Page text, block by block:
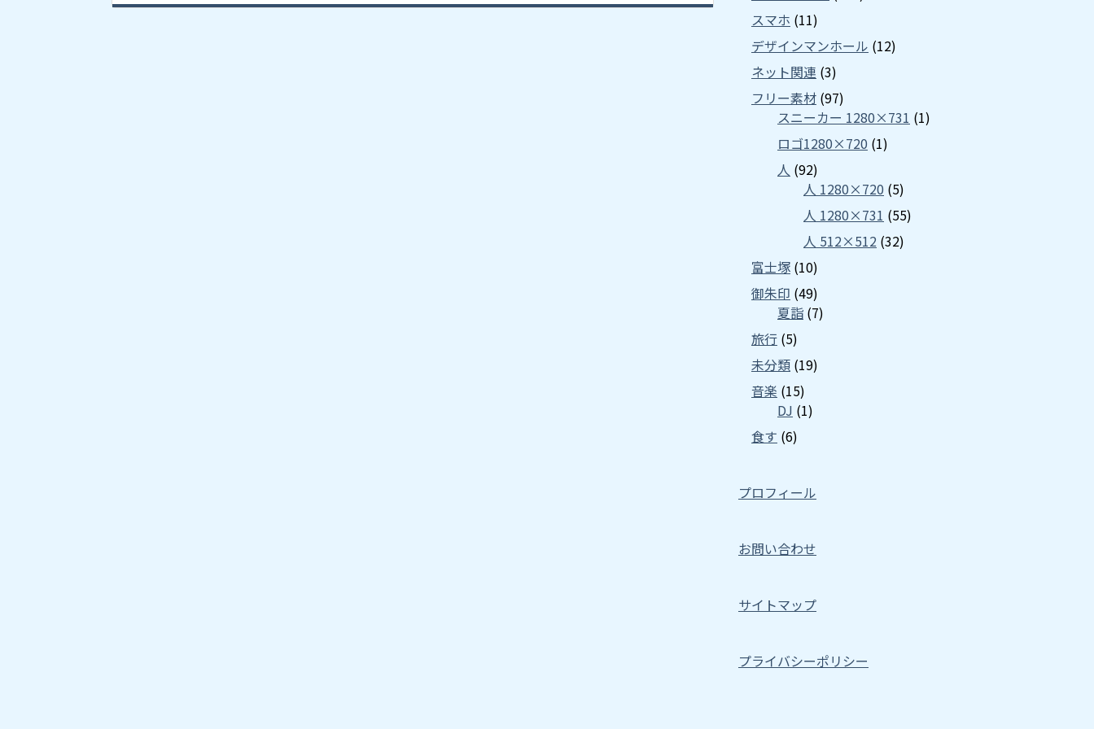
スマホ (11)
デザインマンホール (12)
ネット関連 (3)
フリー素材 (97)
スニーカー 1280×731 (1)
ロゴ1280×720 (1)
人 (92)
人 1280×720 (5)
人 1280×731 (55)
人 512×512 (32)
富士塚 (10)
御朱印 (49)
夏詣 (7)
旅行 (5)
未分類 (19)
音楽 (15)
DJ (1)
食す (6)
プロフィール
お問い合わせ
サイトマップ
プライバシーポリシー